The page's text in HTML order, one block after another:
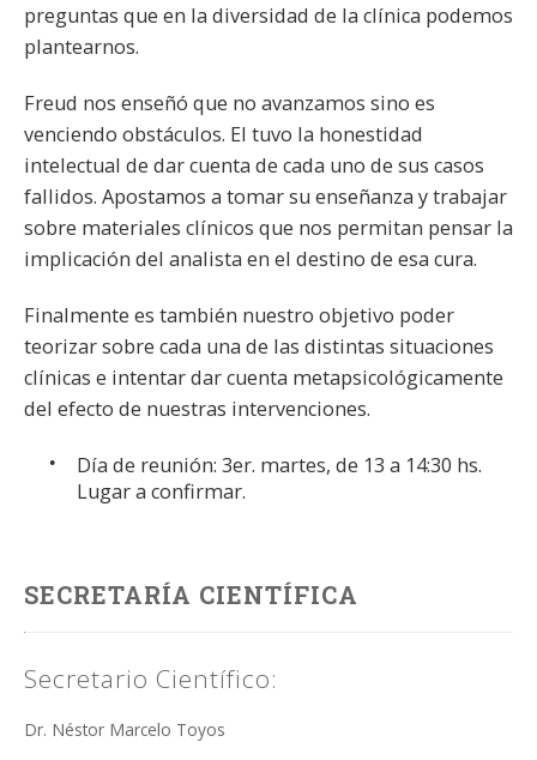
preguntas que en la diversidad de la clínica podemos
plantearnos.
Freud nos enseñó que no avanzamos sino es
venciendo obstáculos. El tuvo la honestidad
intelectual de dar cuenta de cada uno de sus casos
fallidos. Apostamos a tomar su enseñanza y trabajar
sobre materiales clínicos que nos permitan pensar la
implicación del analista en el destino de esa cura.
Finalmente es también nuestro objetivo poder
teorizar sobre cada una de las distintas situaciones
clínicas e intentar dar cuenta metapsicológicamente
del efecto de nuestras intervenciones.
Día de reunión: 3er. martes, de 13 a 14:30 hs.
Lugar a confirmar.
SECRETARÍA CIENTÍFICA
Secretario Científico:
Dr. Néstor Marcelo Toyos